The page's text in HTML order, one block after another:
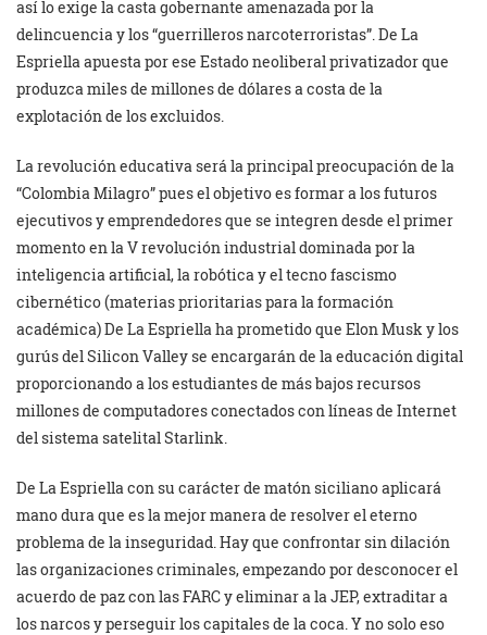
así lo exige la casta gobernante amenazada por la
delincuencia y los “guerrilleros narcoterroristas”. De La
Espriella apuesta por ese Estado neoliberal privatizador que
produzca miles de millones de dólares a costa de la
explotación de los excluidos.
La revolución educativa será la principal preocupación de la
“Colombia Milagro” pues el objetivo es formar a los futuros
ejecutivos y emprendedores que se integren desde el primer
momento en la V revolución industrial dominada por la
inteligencia artificial, la robótica y el tecno fascismo
cibernético (materias prioritarias para la formación
académica) De La Espriella ha prometido que Elon Musk y los
gurús del Silicon Valley se encargarán de la educación digital
proporcionando a los estudiantes de más bajos recursos
millones de computadores conectados con líneas de Internet
del sistema satelital Starlink.
De La Espriella con su carácter de matón siciliano aplicará
mano dura que es la mejor manera de resolver el eterno
problema de la inseguridad. Hay que confrontar sin dilación
las organizaciones criminales, empezando por desconocer el
acuerdo de paz con las FARC y eliminar a la JEP, extraditar a
los narcos y perseguir los capitales de la coca. Y no solo eso